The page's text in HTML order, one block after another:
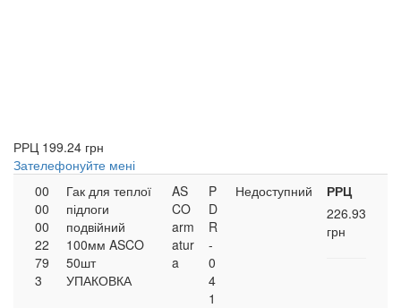
РРЦ 199.24 грн
Зателефонуйте мені
00
00
00
22
79
3
Гак для теплої
підлоги
подвійний
100мм ASCO
50шт
УПАКОВКА
AS
CO
arm
atur
a
P
D
R
-
0
4
1
Недоступний
РРЦ
226.93
грн